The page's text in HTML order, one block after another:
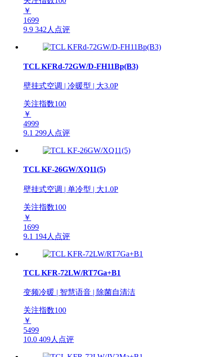
￥
1699
9.9 342人点评
TCL KFRd-72GW/D-FH11Bp(B3)
壁挂式空调 | 冷暖型 | 大3.0P
关注指数100
￥
4999
9.1 299人点评
TCL KF-26GW/XQ11(5)
壁挂式空调 | 单冷型 | 大1.0P
关注指数100
￥
1699
9.1 194人点评
TCL KFR-72LW/RT7Ga+B1
变频冷暖 | 智慧语音 | 除菌自清洁
关注指数100
￥
5499
10.0 409人点评